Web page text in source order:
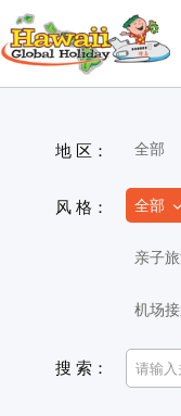
地 区： 全部
风 格： 全部
亲子
机场
搜 索：